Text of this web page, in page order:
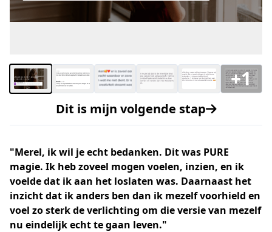
+1
Dit is mijn volgende stap
"Merel, ik wil je echt bedanken. Dit was PURE
magie. Ik heb zoveel mogen voelen, inzien, en ik
voelde dat ik aan het loslaten was. Daarnaast het
inzicht dat ik anders ben dan ik mezelf voorhield en
voel zo sterk de verlichting om die versie van mezelf
nu eindelijk echt te gaan leven."